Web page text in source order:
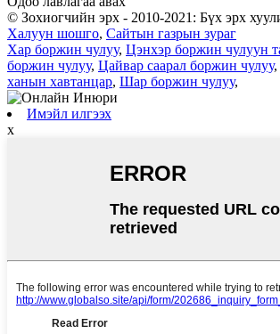
© Зохиогчийн эрх - 2010-2021: Бүх эрх
Халуун шошго, Сайтын газрын зураг
Хар боржин чулуу, Цэнхэр боржин чулуун
боржин чулуу, Цайвар саарал боржин чулуу,
ханын хавтанцар, Шар боржин чулуу,
Имэйл илгээх
x